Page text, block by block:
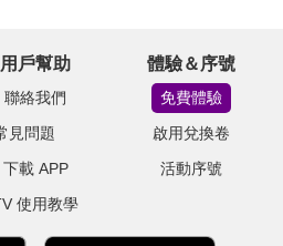
用戶幫助
聯絡我們
見問題
下載 APP
使用教學
體驗＆序號
免費體驗
啟用兌換卷
活動序號